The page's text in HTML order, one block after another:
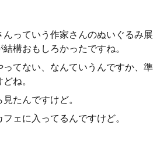
っていう作家さんのぬいぐるみ展
構おもしろかったですね。
ってない、なんていうんですか、準
ね。
たんですけど。
ェに入ってるんですけど。